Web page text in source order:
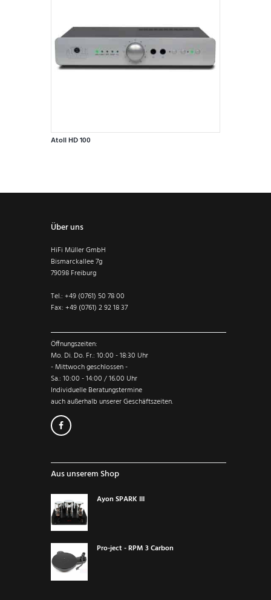
Atoll HD 100
Über uns
HiFi Müller GmbH
Bismarckallee 7g
79098 Freiburg
Tel.: +49 (0761) 50 78 00
Fax: +49 (0761) 2 92 18 37
Öffnungszeiten:
Mo. Di. Do. Fr.: 10:00 - 18:30 Uhr
- Mittwoch geschlossen -
Sa.: 10:00 - 14:00 / 16.00 Uhr
Individuelle Beratungstermine
auch außerhalb unserer Geschäftszeiten.
Aus unserem Shop
Ayon SPARK III
Pro-ject - RPM 3 Carbon